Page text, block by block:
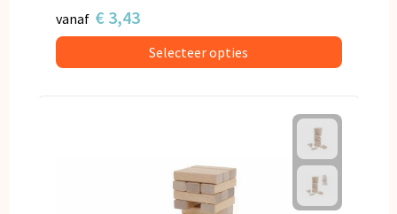
vanaf € 3,43
Selecteer opties